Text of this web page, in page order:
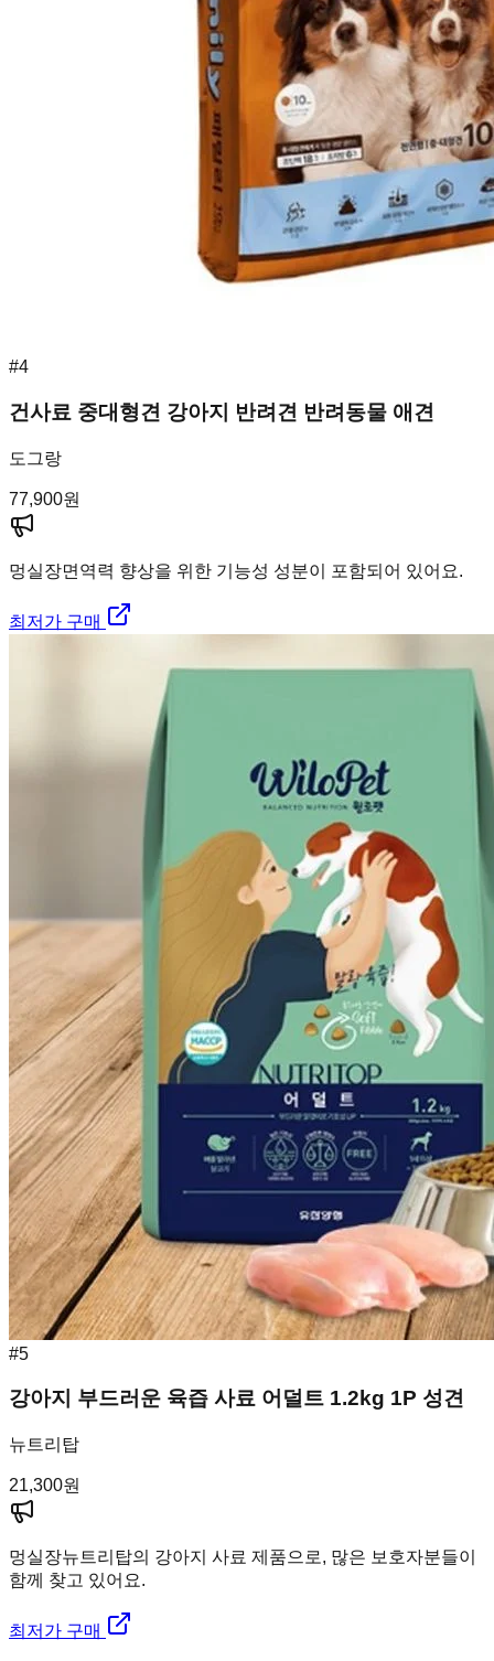
#4
건사료 중대형견 강아지 반려견 반려동물 애견
도그랑
77,900원
멍실장면역력 향상을 위한 기능성 성분이 포함되어 있어요.
최저가 구매
#5
강아지 부드러운 육즙 사료 어덜트 1.2kg 1P 성견
뉴트리탑
21,300원
멍실장뉴트리탑의 강아지 사료 제품으로, 많은 보호자분들이
함께 찾고 있어요.
최저가 구매